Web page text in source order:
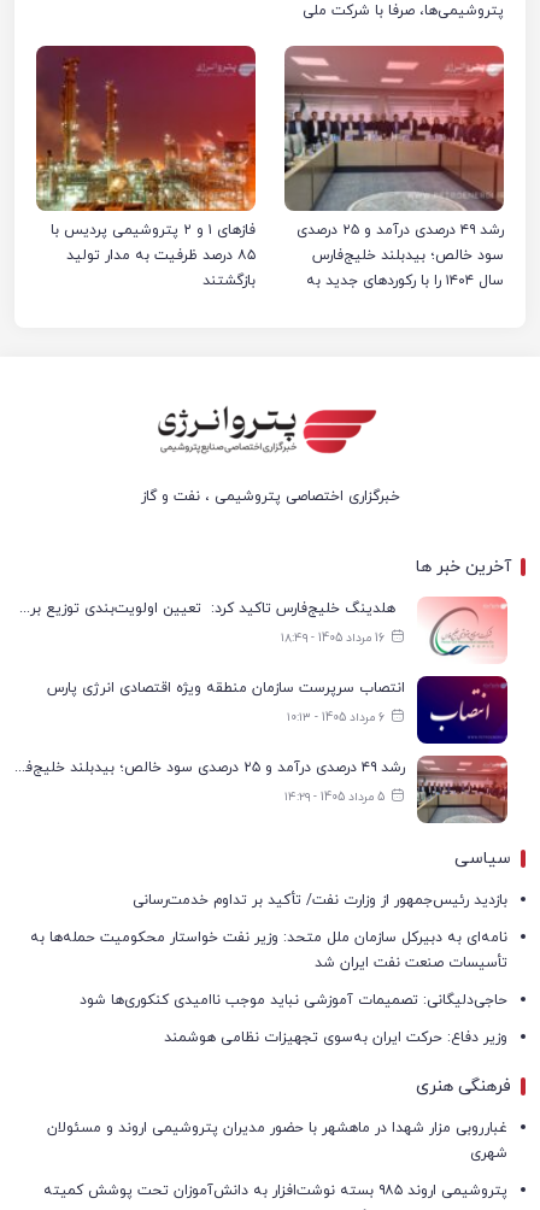
پتروشیمی‌ها، صرفا با شرکت ملی
رشد ۴۹ درصدی درآمد و ۲۵ درصدی
سود خالص؛ بیدبلند خلیج‌فارس
سال ۱۴۰۴ را با رکوردهای جدید به
فازهای ۱ و ۲ پتروشیمی پردیس با
۸۵ درصد ظرفیت به مدار تولید
بازگشتند
خبرگزاری اختصاصی پتروشیمی ، نفت و گاز
آخرین خبر ها
هلدینگ خلیج‌فارس تاکید کرد: تعیین اولویت‌بندی توزیع برق پتروشیمی‌ها، صرفا با شرکت ملی صنایع پتروشیمی ایران است
16 مرداد 1405 - ۱۸:۴۹
انتصاب سرپرست سازمان منطقه ویژه اقتصادی انرژی پارس
6 مرداد 1405 - ۱۰:۱۳
رشد ۴۹ درصدی درآمد و ۲۵ درصدی سود خالص؛ بیدبلند خلیج‌فارس سال ۱۴۰۴ را با رکوردهای جدید به پایان رساند
5 مرداد 1405 - ۱۴:۲۹
سیاسی
بازدید رئیس‌جمهور از وزارت نفت/ تأکید بر تداوم خدمت‌رسانی
نامه‌ای به دبیرکل سازمان ملل متحد: وزیر نفت خواستار محکومیت حمله‌ها به
تأسیسات صنعت نفت ایران شد
حاجی‌دلیگانی: تصمیمات آموزشی نباید موجب ناامیدی کنکوری‌ها شود
وزیر دفاع: حرکت ایران به‌سوی تجهیزات نظامی هوشمند
فرهنگی هنری
غبارروبی مزار شهدا در ماهشهر با حضور مدیران پتروشیمی اروند و مسئولان
شهری
پتروشیمی اروند ۹۸۵ بسته نوشت‌افزار به دانش‌آموزان تحت پوشش کمیته